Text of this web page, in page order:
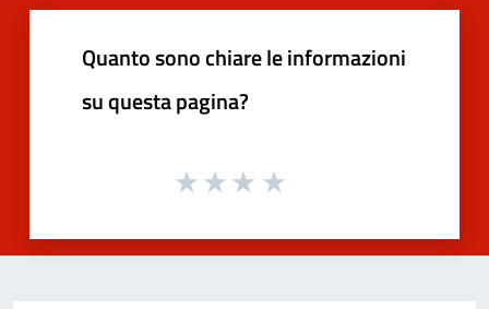
Quanto sono chiare le informazioni
su questa pagina?